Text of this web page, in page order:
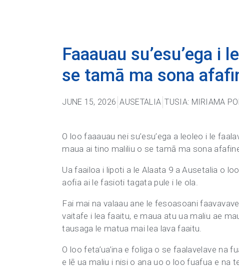
Faaauau su’esu’ega i
se tamā ma sona
JUNE 15, 2026 AUSETALIA TUSIA: MIRIAMA
O loo faaauau nei su’esu’ega a leoleo i le
maua ai tino maliliu o se tamā ma sona
Ua faailoa i lipoti a le Alaata 9 a Ausetalia o
aofia ai le fasioti tagata pule i le ola.
Fai mai na valaau ane le fesoasoani
vaitafe i lea faaitu, e maua atu ua maliu ae
tausaga le matua mai lea lava faaitu.
O loo feta’ua’ina e foliga o se faalavelave na
e lē ua maliu i nisi o ana uo o loo fuafua e na